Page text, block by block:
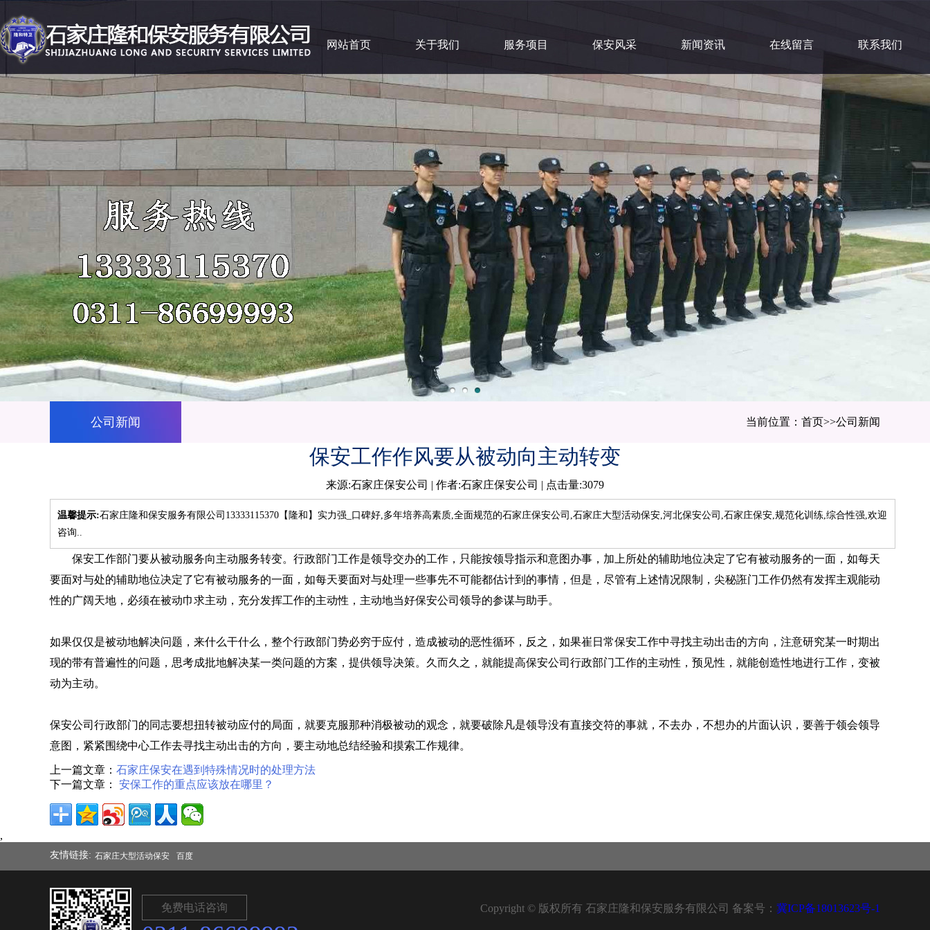
网站首页 关于我们 服务项目 保安风采 新闻资讯 在线留言 联系我们
公司新闻 当前位置：首页>>公司新闻
保安工作作风要从被动向主动转变
来源:石家庄保安公司 | 作者:石家庄保安公司 | 点击量:3079
温馨提示:石家庄隆和保安服务有限公司13333115370【隆和】实力强_口碑好,多年培养高素质,全面规范的石家庄保安公司,石家庄大型活动保安,河北保安公司,石家庄保安,规范化训练,综合性强,欢迎
咨询..
保安工作部门要从被动服务向主动服务转变。行政部门工作是领导交办的工作，只能按领导指示和意图办事，加上所处的辅助地位决定了它有被动服务的一面，如每天
要面对与处的辅助地位决定了它有被动服务的一面，如每天要面对与处理一些事先不可能都估计到的事情，但是，尽管有上述情况限制，尖秘誑门工作仍然有发挥主观能动
性的广阔天地，必须在被动巾求主动，充分发挥工作的主动性，主动地当好保安公司领导的参谋与助手。
如果仅仅是被动地解决问题，来什么干什么，整个行政部门势必穷于应付，造成被动的恶性循环，反之，如果崔日常保安工作中寻找主动出击的方向，注意研究某一时期出
现的带有普遍性的问题，思考成批地解决某一类问题的方案，提供领导决策。久而久之，就能提高保安公司行政部门工作的主动性，预见性，就能创造性地进行工作，变被
动为主动。
保安公司行政部门的同志要想扭转被动应付的局面，就要克服那种消极被动的观念，就要破除凡是领导没有直接交符的事就，不去办，不想办的片面认识，要善于领会领导
意图，紧紧围绕中心工作去寻找主动出击的方向，要主动地总结经验和摸索工作规律。
上一篇文章： 石家庄保安在遇到特殊情况时的处理方法
下一篇文章：
安保工作的重点应该放在哪里？
,
友情链接: 石家庄大型活动保安 百度
免费电话咨询 Copyright © 版权所有 石家庄隆和保安服务有限公司 备案号： 冀ICP备18013623号-1